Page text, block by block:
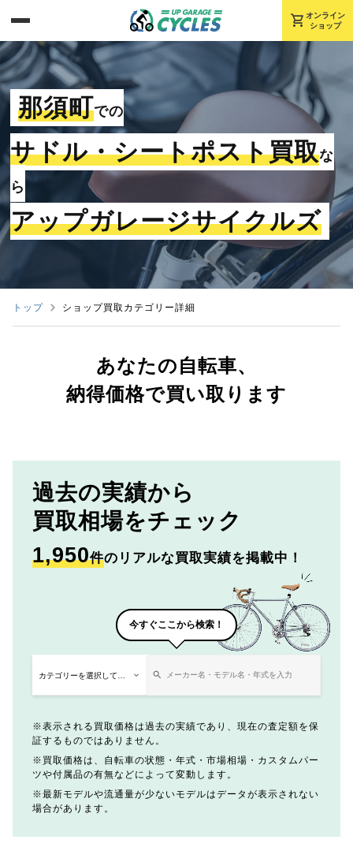
shopping_cart オンライン
ショップ
那須町での
サドル・シートポスト買取な
ら
アップガレージサイクルズ
トップ ショップ買取カテゴリー詳細
あなたの自転車、
納得価格で買い取ります
過去の実績から
買取相場をチェック
1,950件のリアルな買取実績を掲載中！
今すぐここから検索！
表示される買取価格は過去の実績であり、現在の査定額を保
証するものではありません。
買取価格は、自転車の状態・年式・市場相場・カスタムパー
ツや付属品の有無などによって変動します。
最新モデルや流通量が少ないモデルはデータが表示されない
場合があります。